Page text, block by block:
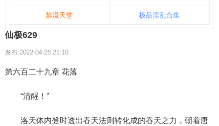
禁漫天堂 极品淫乱合集
仙极629
发布:2022-04-28 21:10
第六百二十九章 花落
“清醒！”
洛天体内登时透出吞天法则转化成的吞天之力，朝着唐